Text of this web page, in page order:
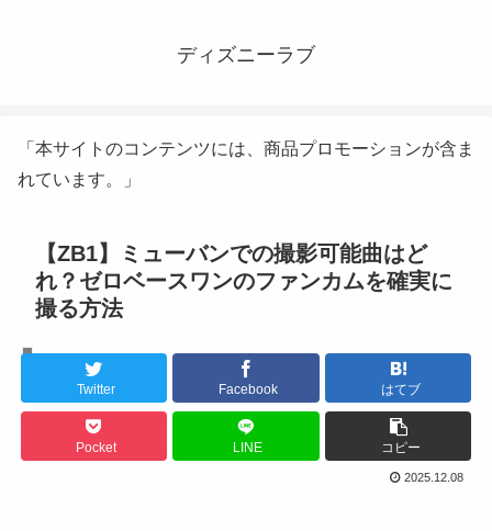
ディズニーラブ
「本サイトのコンテンツには、商品プロモーションが含ま
れています。」
【ZB1】ミューバンでの撮影可能曲はど
れ？ゼロベースワンのファンカムを確実に
撮る方法
Twitter Facebook はてブ
Pocket LINE コピー
2025.12.08